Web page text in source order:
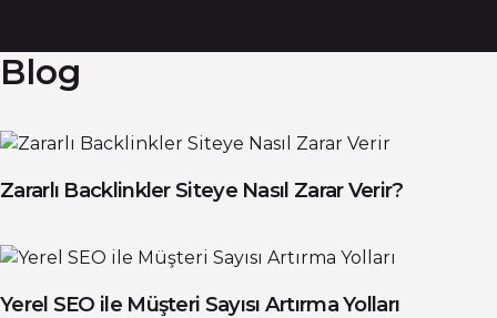
Blog
Zararlı Backlinkler Siteye Nasıl Zarar Verir?
Yerel SEO ile Müşteri Sayısı Artırma Yolları